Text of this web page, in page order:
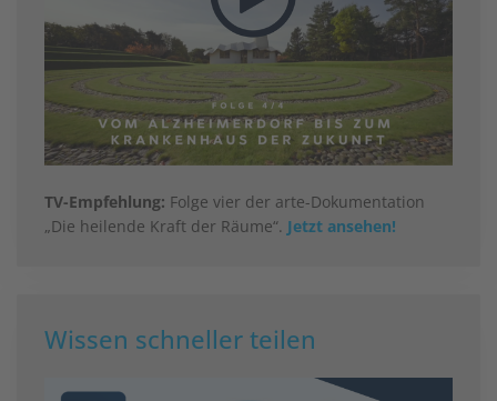
TV-Empfehlung: Folge vier der arte-Dokumentation
„Die heilende Kraft der Räume“. Jetzt ansehen!
Wissen schneller teilen